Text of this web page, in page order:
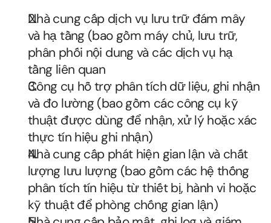
Nhà cung cấp dịch vụ lưu trữ đám mây
và hạ tầng (bao gồm máy chủ, lưu trữ,
phân phối nội dung và các dịch vụ hạ
tầng liên quan
Công cụ hỗ trợ phân tích dữ liệu, ghi nhận
và đo lường (bao gồm các công cụ kỹ
thuật được dùng để nhận, xử lý hoặc xác
thực tín hiệu ghi nhận)
Nhà cung cấp phát hiện gian lận và chất
lượng lưu lượng (bao gồm các hệ thống
phân tích tín hiệu từ thiết bị, hành vi hoặc
kỹ thuật để phòng chống gian lận)